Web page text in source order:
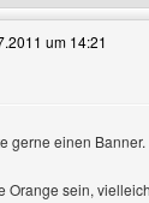
um 14:21
gerne einen Banner.
Orange sein,